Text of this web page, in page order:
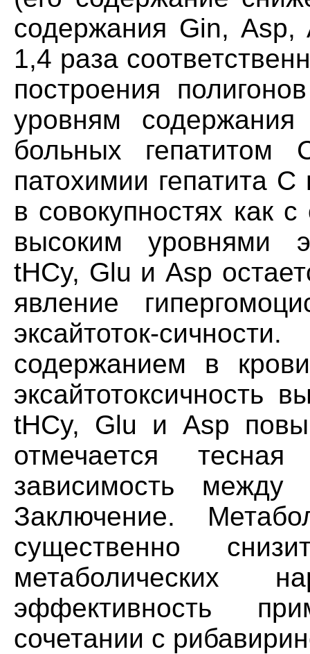
содержания Gin,
1,4 раза
построения
уровням
больных гепатитом
патохимии гепатита
в совокупностях как
высоким уровнями
tHCy, Glu и Asp
явление
эксайтоток-
содержанием в
tHCy, Glu и Asp
отмечается
зависимость
Заключение.
существенно
метаболических
эффективность
сочетании с